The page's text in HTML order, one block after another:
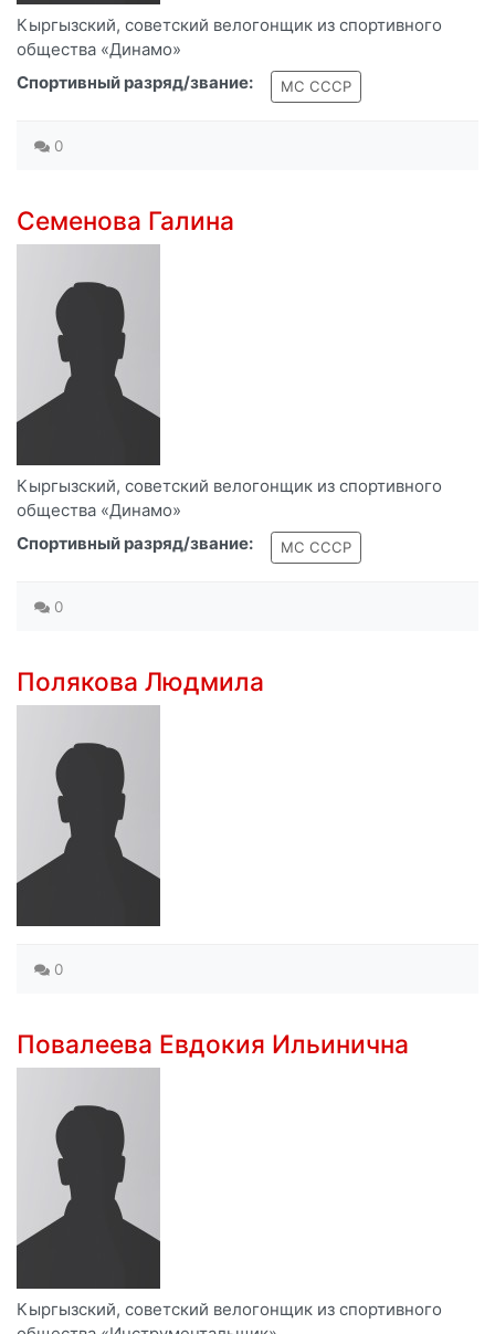
Кыргызский, советский велогонщик из спортивного
общества «Динамо»
Спортивный разряд/звание:
МС СССР
0
Семенова Галина
Кыргызский, советский велогонщик из спортивного
общества «Динамо»
Спортивный разряд/звание:
МС СССР
0
Полякова Людмила
0
Повалеева Евдокия Ильинична
Кыргызский, советский велогонщик из спортивного